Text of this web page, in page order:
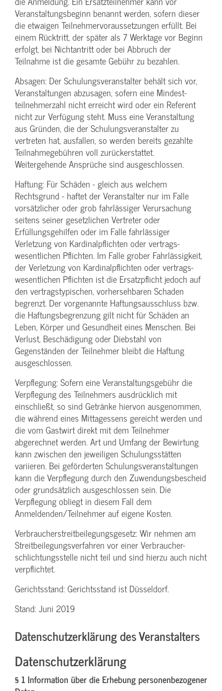
Veranstaltungs­beginn benannt werden, sofern dieser
die etwaigen Teilnehmer­voraussetzungen erfüllt. Bei
einem Rücktritt, der später als 7 Werktage vor Beginn
erfolgt, bei Nichtantritt oder bei Abbruch der
Teilnahme ist die gesamte Gebühr zu bezahlen.
Absagen: Der Schulungs­veranstalter behält sich vor,
Veranstaltungen abzusagen, sofern eine Mindest­
teilnehmerzahl nicht erreicht wird oder ein Referent
nicht zur Verfügung steht. Muss eine Veranstaltung
aus Gründen, die der Schulungs­veranstalter zu
vertreten hat, ausfallen, so werden bereits gezahlte
Teilnahme­gebühren voll zurückerstattet.
Weitergehende Ansprüche sind ausgeschlossen.
Haftung: Für Schäden - gleich aus welchem
Rechtsgrund - haftet der Veranstalter nur im Falle
vorsätzlicher oder grob fahrlässiger Verursachung
seitens seiner gesetzlichen Vertreter oder
Erfüllungsgehilfen oder im Falle fahrlässiger
Verletzung von Kardinalpflichten oder vertrags­
wesentlichen Pflichten. Im Falle grober Fahrlässigkeit,
der Verletzung von Kardinalpflichten oder vertrags­
wesentlichen Pflichten ist die Ersatzpflicht jedoch auf
den vertragstypischen, vorhersehbaren Schaden
begrenzt. Der vorgenannte Haftungs­ausschluss bzw.
die Haftungs­begrenzung gilt nicht für Schäden an
Leben, Körper und Gesundheit eines Menschen. Bei
Verlust, Beschädigung oder Diebstahl von
Gegenständen der Teilnehmer bleibt die Haftung
ausgeschlossen.
Verpflegung: Sofern eine Veranstaltungs­gebühr die
Verpflegung des Teilnehmers ausdrücklich mit
einschließt, so sind Getränke hiervon ausgenommen,
die während eines Mittagessens gereicht werden und
die vom Gastwirt direkt mit dem Teilnehmer
abgerechnet werden. Art und Umfang der Bewirtung
kann zwischen den jeweiligen Schulungsstätten
variieren. Bei geförderten Schulungs­veranstaltungen
kann die Verpflegung durch den Zuwendungs­bescheid
oder grundsätzlich ausgeschlossen sein. Die
Verpflegung obliegt in diesem Fall dem
Anmeldenden/­Teilnehmer auf eigene Kosten.
Verbraucher­streitbeilegungs­gesetz: Wir nehmen am
Streit­beilegungs­verfahren vor einer Verbraucher­
schlichtungs­stelle nicht teil und sind hierzu auch nicht
verpflichtet.
Gerichtsstand: Gerichtsstand ist Düsseldorf.
Stand: Juni 2019
Datenschutzerklärung des Veranstalters
Datenschutzerklärung
§ 1 Information über die Erhebung personenbezogener